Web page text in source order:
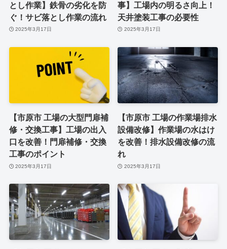
とし作業】鉄骨の劣化を防
ぐ！サビ落とし作業の流れ
2025年3月17日
事】工場内の明るさ向上！
天井塗装工事の必要性
2025年3月17日
【市原市 工場の大型門扉補
修・交換工事】工場の出入
口を改善！門扉補修・交換
工事のポイント
2025年3月17日
【市原市 工場の作業場排水
設備改修】作業場の水はけ
を改善！排水設備改修の流
れ
2025年3月17日